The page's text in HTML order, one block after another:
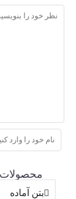
محصولات
بتن آماده